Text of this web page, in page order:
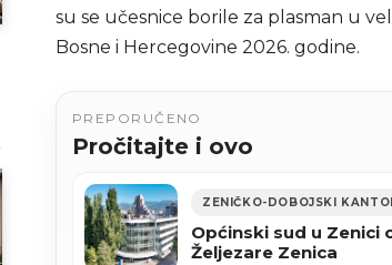
su se učesnice borile za plasman u
Bosne i Hercegovine 2026. godine.
PREPORUČENO
Pročitajte i ovo
ZENIČKO-DOBOJSKI
Općinski sud u
Željezare Zenica